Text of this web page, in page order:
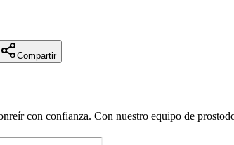
Compartir
con confianza. Con nuestro equipo de